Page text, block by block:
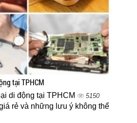
tại TPHCM
di động tại TPHCM 5150
rẻ và những lưu ý không thể